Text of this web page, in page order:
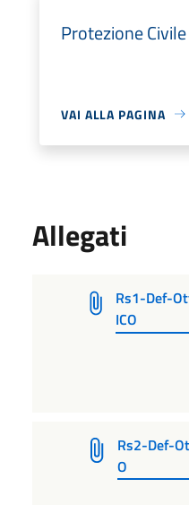
Protezione Civile
VAI ALLA PAGINA
Allegati
Rs1-Def-
ICO
Rs2-Def-
O